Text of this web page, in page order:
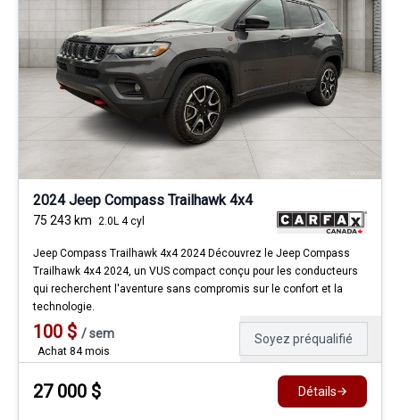
2024 Jeep Compass Trailhawk 4x4
75 243 km 2.0L 4 cyl
Jeep Compass Trailhawk 4x4 2024 Découvrez le Jeep Compass
Trailhawk 4x4 2024, un VUS compact conçu pour les conducteurs
qui recherchent l'aventure sans compromis sur le confort et la
technologie.
100 $ /sem
Achat 84 mois
Soyez préqualifié
27 000 $ Détails